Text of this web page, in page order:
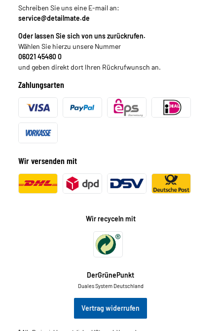
Schreiben Sie uns eine E-mail an:
service@detailmate.de
Oder lassen Sie sich von uns zurückrufen.
Wählen Sie hierzu unsere Nummer
06021 45480 0
und geben direkt dort Ihren Rückrufwunsch an.
Zahlungsarten
Wir versenden mit
Wir recyceln mit
DerGrünePunkt
Duales System Deutschland
Vertrag widerrufen